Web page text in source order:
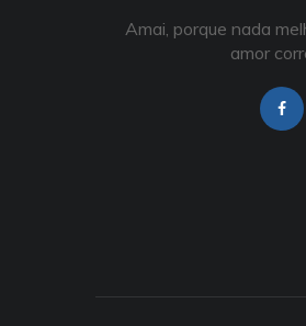
Amai, porque nada
amor